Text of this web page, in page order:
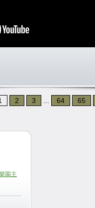
2 3 64 65
園主